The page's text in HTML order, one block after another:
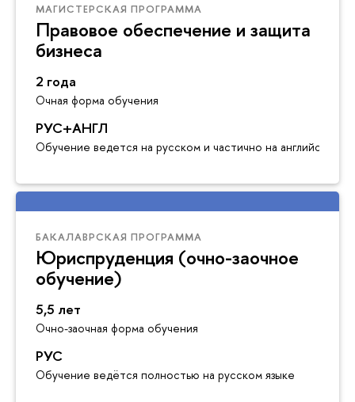
МАГИСТЕРСКАЯ ПРОГРАММА
Правовое обеспечение и защита
бизнеса
2 года
Очная форма обучения
РУС+АНГЛ
Обучение ведется на русском и частично на английском
БАКАЛАВРСКАЯ ПРОГРАММА
Юриспруденция (очно-заочное
обучение)
5,5 лет
Очно-заочная форма обучения
РУС
Обучение ведётся полностью на русском языке